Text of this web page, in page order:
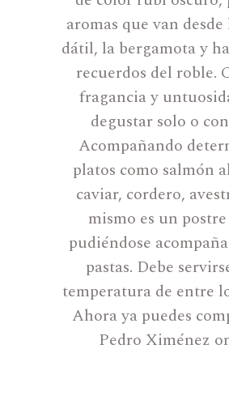
aromas que van desde
dátil, la bergamota y
recuerdos del roble.
fragancia y
degustar solo o
Acompañando
platos como salmón
caviar, cordero,
mismo es un
pudiéndose
pastas. Debe
temperatura de entre
Ahora ya puedes
Pedro Ximénez